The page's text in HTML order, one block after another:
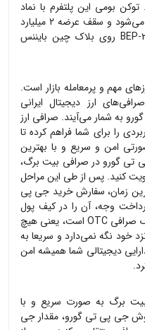
بومی این پلتفرم با نماد
GPTG در بازار ارزهای دیجیتال معامله می‌شود و سقف عرضه ۲ میلیارد
بایننس
مهم و پرمعامله بازار است.
ارز دیجیتال ایرانی
به شمار می‌آیند. صرافی ارز
را برای شما فراهم کرده تا
امن و سریع و با بهترین
تی گورو در صرافی بیت برگ،
کنید. پس از طی این مراحل
زمان، سفارش خرید جی پی
وجه، آن را در کیف پول
خود دریافت کنید. صرافی بیت برگ یک صرافی OTC است، یعنی هیچ
خود نگه نمی‌دارد و سریعا به
دیجیتالی شما همیشه امن
برگ به صورت سریع و با
جی پی تی گورو، مقدار جی